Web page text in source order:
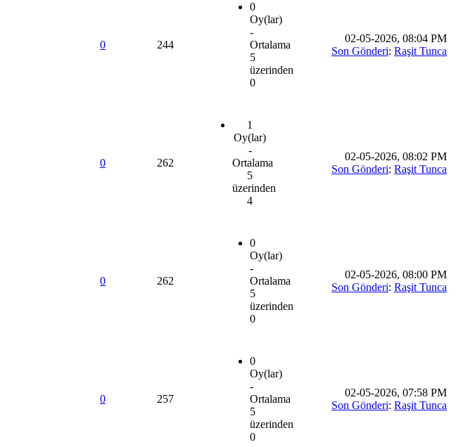
0 244
0
Oy(lar)
-
Ortalama
5
üzerinden
0
02-05-2026, 08:04 PM
Son Gönderi: Raşit Tunca
0 262
1
Oy(lar)
-
Ortalama
5
üzerinden
4
02-05-2026, 08:02 PM
Son Gönderi: Raşit Tunca
0 262
0
Oy(lar)
-
Ortalama
5
üzerinden
0
02-05-2026, 08:00 PM
Son Gönderi: Raşit Tunca
0 257
0
Oy(lar)
-
Ortalama
5
üzerinden
0
02-05-2026, 07:58 PM
Son Gönderi: Raşit Tunca